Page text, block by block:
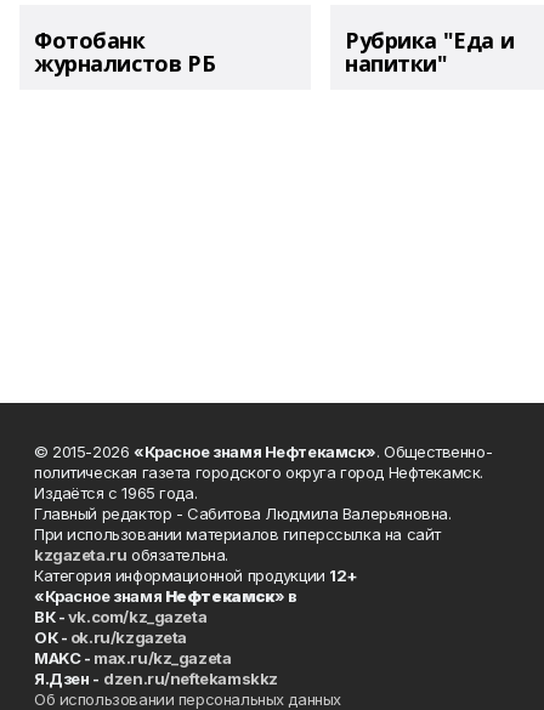
Фотобанк
журналистов РБ
Рубрика "Еда и
напитки"
© 2015-2026 «Красное знамя Нефтекамск». Общественно-
политическая газета городского округа город Нефтекамск.
Издаётся с 1965 года.
Главный редактор - Сабитова Людмила Валерьяновна.
При использовании материалов гиперссылка на сайт
kzgazeta.ru обязательна.
Категория информационной продукции 12+
«Красное знамя Нефтекамск» в
ВК -vk.com/kz_gazeta
ОК - ok.ru/kzgazeta
MAKC - max.ru/kz_gazeta
Я.Дзен - dzen.ru/neftekamskkz
Об использовании персональных данных